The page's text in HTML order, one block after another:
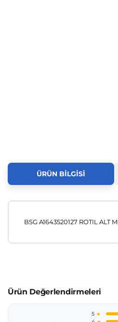
ÜRÜN BILGISI
BSG A1643520127 ROTIL ALT
Ürün açıklamasında eksik